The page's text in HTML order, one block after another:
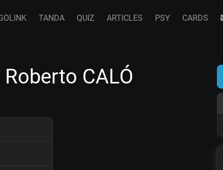
TANDA QUIZ ARTICLES PSY CARDS
CALÓ